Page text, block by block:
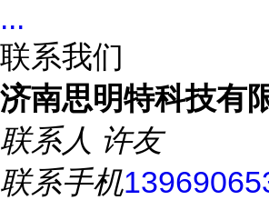
...
联系我们
济南思明特科技有
联系人 许友
联系手机